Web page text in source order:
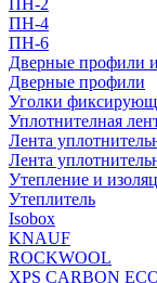
ПН-2
ПН-4
ПН-6
Дверные профили
Дверные профили
Уголки
Уплотнителная
Лента
Лента
Утепление и
Утеплитель
Isobox
KNAUF
ROCKWOOL
XPS CARBON